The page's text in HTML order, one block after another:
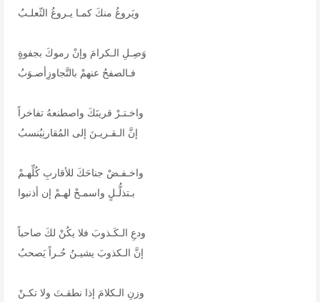
ويَروغُ منكَ كمـا يـروغُ الثّعلـبُ
وَصِـلِ الـكرامَ وإنْ رموكَ بجفوةٍ
فـالصفحُ عنهمْ بالتَّجاوزِأصـوَبُ
واخـتـرْ قرينَكَ واصطنعهُ تفاخراً
إنَّ الـقـريـنَ إلى المُقارنِيُنسبُ
واخـفـضْ جناحَكَ للأقاربِ كُلِّهـمْ
بـتذلُّـلٍ واسمـحْ لهـمْ إن أذنبوا
ودعِ الـكَـذوبَ فلا يكُنْ لكَ صاحباً
إنَّ الـكذوبَ يشيـنُ حُـراً يَصحبُ
وزنِ الـكلامَ إذا نطقـتَ ولا تكـنْ